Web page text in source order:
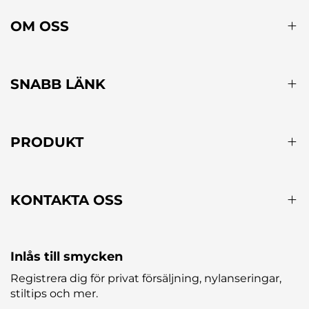
OM OSS
SNABB LÄNK
PRODUKT
KONTAKTA OSS
Inlås till smycken
Registrera dig för privat försäljning, nylanseringar,
stiltips och mer.